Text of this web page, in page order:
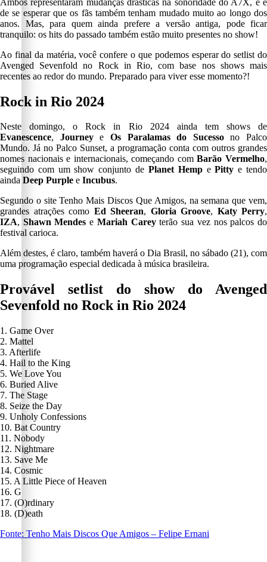
de se esperar que os fãs também tenham mudado muito ao longo dos
anos. Mas, para quem ainda prefere a versão antiga, pode ficar
tranquilo: os hits do passado também estão muito presentes no show!
Ao final da matéria, você confere o que podemos esperar do setlist do
Avenged Sevenfold no Rock in Rio, com base nos shows mais
recentes ao redor do mundo. Preparado para viver esse momento?!
Rock in Rio 2024
Neste domingo, o Rock in Rio 2024 ainda tem shows de
Evanescence, Journeye Os Paralamas do Sucessono Palco
Mundo. Já no Palco Sunset, a programação conta com outros grandes
nomes nacionais e internacionais, começando comBarão Vermelho,
seguindo com um show conjunto de Planet HempePittye tendo
ainda Deep Purple e Incubus.
Segundo o site Tenho Mais Discos Que Amigos, na semana que vem,
grandes atrações como Ed Sheeran, Gloria Groove, Katy Perry,
IZA, Shawn Mendese Mariah Careyterão sua vez nos palcos do
festival carioca.
Além destes, é claro, também haverá o Dia Brasil, no sábado (21), com
uma programação especial dedicada à música brasileira.
Provável setlist do show do Avenged
Sevenfold no Rock in Rio 2024
1. Game Over
2. Mattel
3. Afterlife
4. Hail to the King
5. We Love You
6. Buried Alive
7. The Stage
8. Seize the Day
9. Unholy Confessions
10. Bat Country
11. Nobody
12. Nightmare
13. Save Me
14. Cosmic
15. A Little Piece of Heaven
16. G
17. (O)rdinary
18. (D)eath
Fonte: Tenho Mais Discos Que Amigos – Felipe Ernani